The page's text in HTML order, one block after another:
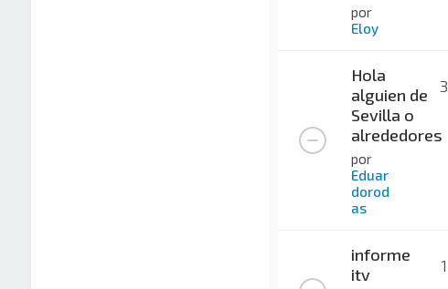
por
Eloy
Hola
alguien de
Sevilla o
alrededores
por
Eduar
dorod
as
3
informe
itv
1